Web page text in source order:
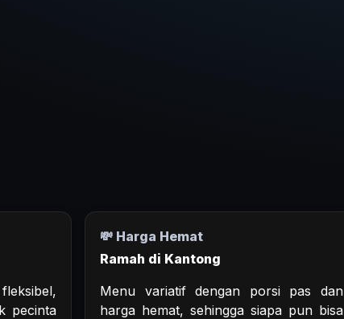
pecinta
💸 Harga Hemat
Ramah di Kantong
Menu variatif dengan porsi pas dan
harga hemat, sehingga siapa pun bisa